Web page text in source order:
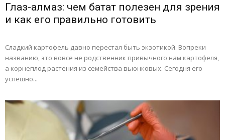
Глаз-алмаз: чем батат полезен для зрения
и как его правильно готовить
Сладкий картофель давно перестал быть экзотикой. Вопреки
названию, это вовсе не родственник привычного нам картофеля,
а корнеплод растения из семейства вьюнковых. Сегодня его
успешно...